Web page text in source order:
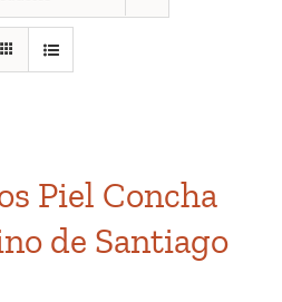
Piel Concha
de Santiago